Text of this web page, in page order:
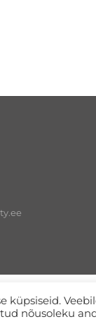
küpsiseid.
nõusoleku